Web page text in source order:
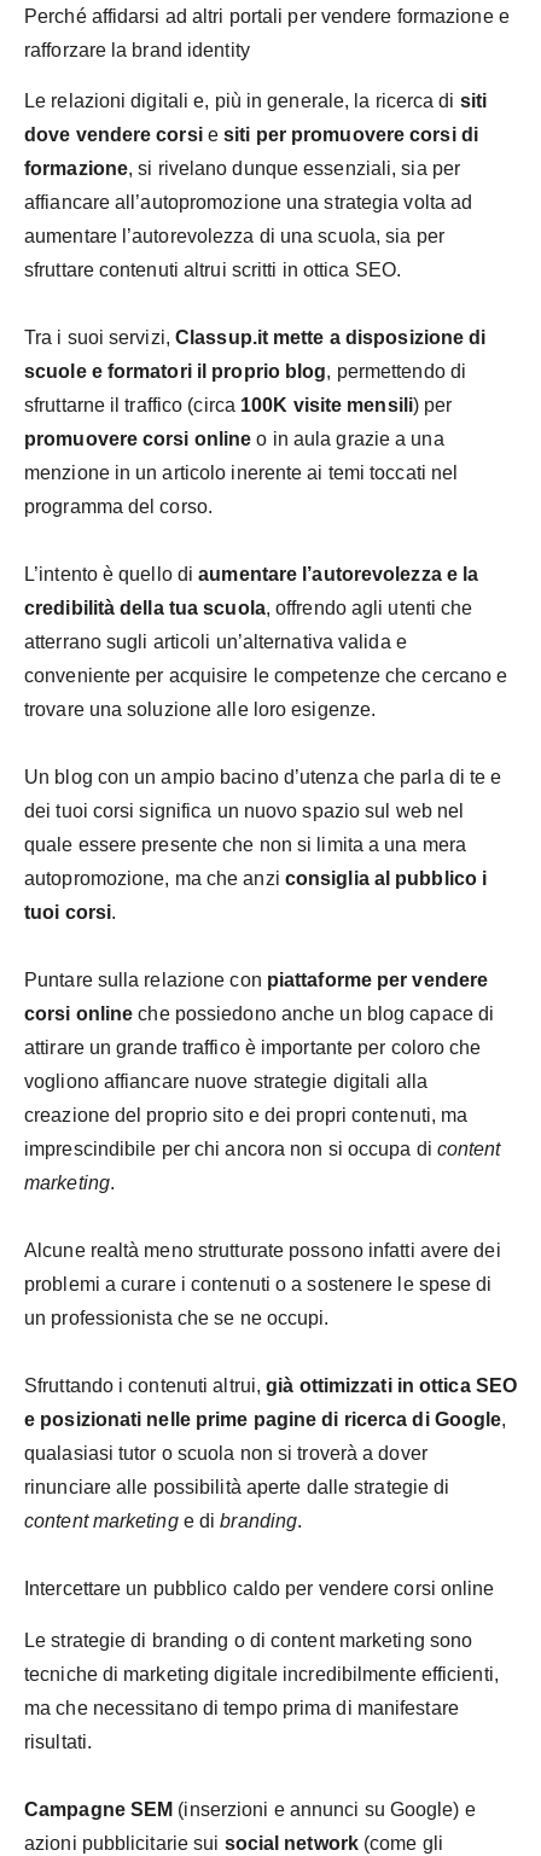
Perché affidarsi ad altri portali per vendere formazione e
rafforzare la brand identity
Le relazioni digitali e, più in generale, la ricerca di siti
dove vendere corsiesiti per promuovere corsi di
formazione, si rivelano dunque essenziali, sia per
affiancare all’autopromozione una strategia volta ad
aumentare l’autorevolezza di una scuola, sia per
sfruttare contenuti altrui scritti in ottica SEO.
Tra i suoi servizi, Classup.it mette a disposizione di
scuole e formatori il proprio blog, permettendo di
sfruttarne il traffico (circa 100K visite mensili) per
promuovere corsi online o in aula grazie a una
menzione in un articolo inerente ai temi toccati nel
programma del corso.
L’intento è quello diaumentare l’autorevolezza e la
credibilità della tua scuola, offrendo agli utenti che
atterrano sugli articoli un’alternativa valida e
conveniente per acquisire le competenze che cercano e
trovare una soluzione alle loro esigenze.
Un blog con un ampio bacino d’utenza che parla di te e
dei tuoi corsi significa un nuovo spazio sul web nel
quale essere presente che non si limita a una mera
autopromozione, ma che anzi consiglia al pubblico i
tuoi corsi.
Puntare sulla relazione con piattaforme per vendere
corsi online che possiedono anche un blog capace di
attirare un grande traffico è importante per coloro che
vogliono affiancare nuove strategie digitali alla
creazione del proprio sito e dei propri contenuti, ma
imprescindibile per chi ancora non si occupa di content
marketing.
Alcune realtà meno strutturate possono infatti avere dei
problemi a curare i contenuti o a sostenere le spese di
un professionista che se ne occupi.
Sfruttando i contenuti altrui,già ottimizzati in ottica SEO
e posizionati nelle prime pagine di ricerca di Google,
qualasiasi tutor o scuola non si troverà a dover
rinunciare alle possibilità aperte dalle strategie di
content marketinge dibranding.
Intercettare un pubblico caldo per vendere corsi online
Le strategie di branding o di content marketing sono
tecniche di marketing digitale incredibilmente efficienti,
ma che necessitano di tempo prima di manifestare
risultati.
Campagne SEM (inserzioni e annunci su Google) e
azioni pubblicitarie sui social network(come gli